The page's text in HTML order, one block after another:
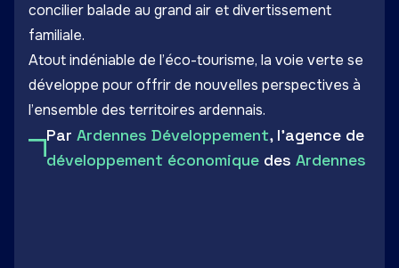
concilier balade au grand air et divertissement
familiale.
Atout indéniable de l’éco-tourisme, la voie verte se
développe pour offrir de nouvelles perspectives à
l’ensemble des territoires ardennais.
Par Ardennes Développement, l'agence de
développement économique des Ardennes